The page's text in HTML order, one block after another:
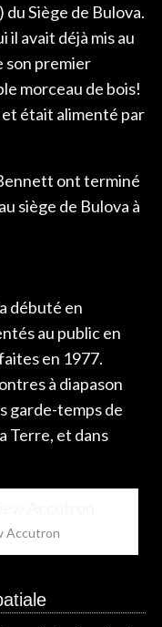
Siège de Bulova.
il avait déjà mis au
son premier
morceau de bois!
était alimenté par
ont terminé
siège de Bulova à
débuté en
au public en
en 1977.
à diapason
garde-temps de
Terre, et dans
Accutron